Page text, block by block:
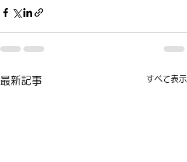
最新記事 すべて表示